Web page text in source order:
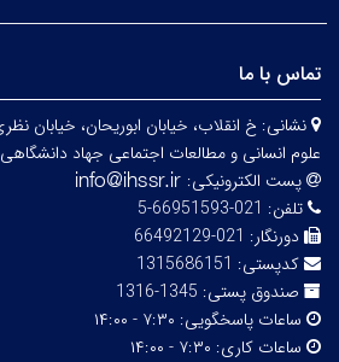
تماس با ما
نشانی:
علوم انسانی و مطالعات اجتماعی جهاد دانشگاهی
پست الکترونیکی:
تلفن: 021-66951593-5
دورنگار: 021-66492129
کدپستی: 1315686151
صندوق پستی: 1345-1316
ساعات پاسخگویی: ۷:۳۰ - ۱۴:۰۰
ساعات کاری: ۷:۳۰ - ۱۴:۰۰